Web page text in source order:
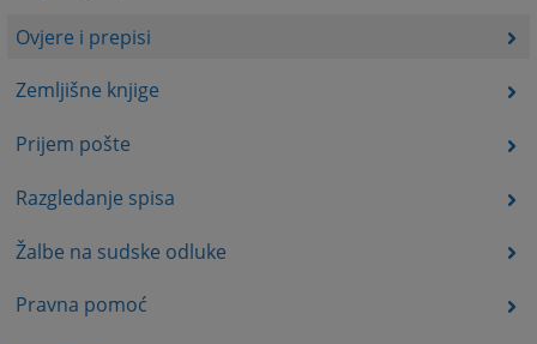
Ovjere i prepisi
Zemljišne knjige
Prijem pošte
Razgledanje spisa
Žalbe na sudske odluke
Pravna pomoć